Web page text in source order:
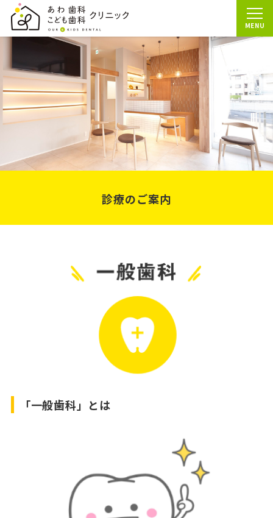
診療のご案内
「一般歯科」とは